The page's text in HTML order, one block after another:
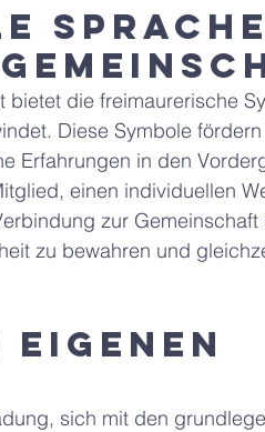
bietet die freimaurerische
Diese Symbole
Erfahrungen in den
einen individuellen
zur Gemeinschaft
zu bewahren und
sich mit den